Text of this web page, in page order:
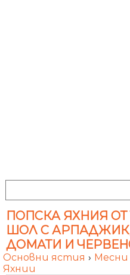
ПОПСКА ЯХНИЯ
ШОЛ С АРПАДЖИК,
ДОМАТИ И
Основни ястия › Месни
Яхнии